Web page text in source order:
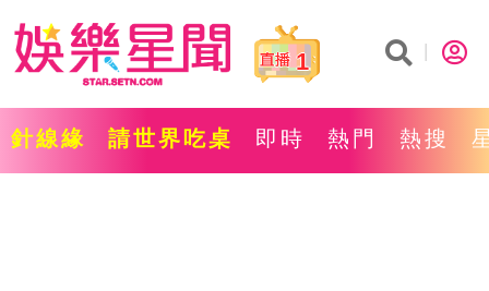
1
針線緣 請世界吃桌 即時 熱門 熱搜